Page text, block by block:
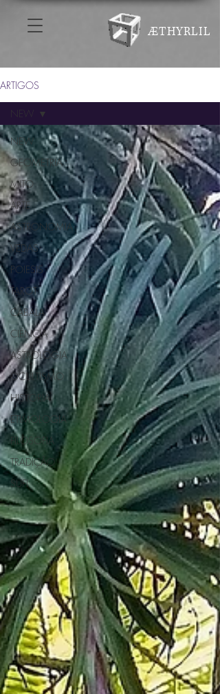
ÆTHYRLIL
ARTIGOS
NEW
GEOMETRIA
MITO
ARTE
ASTRONOMIA
VEDAS
POIESIS
TAROT
CABALA
CIÊNCIA
ASTROLOGIA
OCULTISMO
HISTORIA
ETIMOLOGIA
FILOSOFIA
TRADIÇÃO
SUFI
NEW